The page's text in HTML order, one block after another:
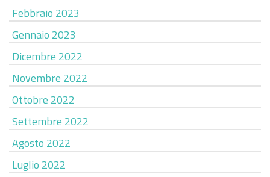
Febbraio 2023
Gennaio 2023
Dicembre 2022
Novembre 2022
Ottobre 2022
Settembre 2022
Agosto 2022
Luglio 2022